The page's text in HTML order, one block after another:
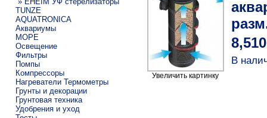
TUNZE
AQUATRONICA
Аквариумы
МОРЕ
Освещение
Фильтры
Помпы
Компрессоры
Нагреватели Термометры
Грунты и декорации
Грунтовая техника
Удобрения и уход
Увеличить картинку
В